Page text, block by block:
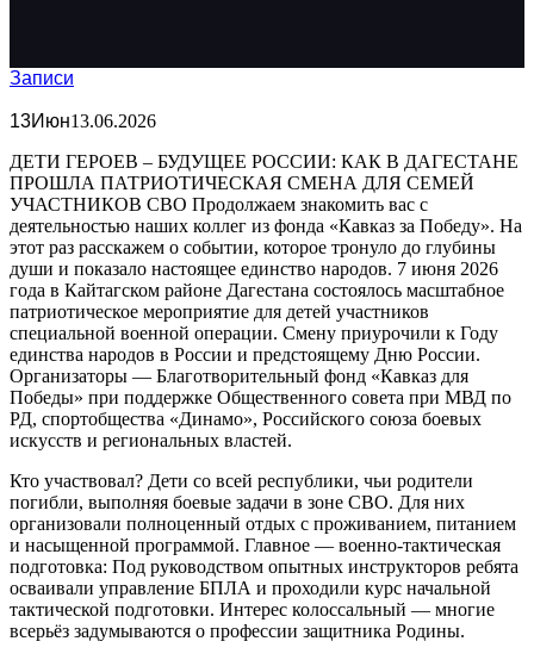
Записи
13Июн13.06.2026
ДЕТИ ГЕРОЕВ – БУДУЩЕЕ РОССИИ: КАК В ДАГЕСТАНЕ
ПРОШЛА ПАТРИОТИЧЕСКАЯ СМЕНА ДЛЯ СЕМЕЙ
УЧАСТНИКОВ СВО Продолжаем знакомить вас с
деятельностью наших коллег из фонда «Кавказ за Победу». На
этот раз расскажем о событии, которое тронуло до глубины
души и показало настоящее единство народов. 7 июня 2026
года в Кайтагском районе Дагестана состоялось масштабное
патриотическое мероприятие для детей участников
специальной военной операции. Смену приурочили к Году
единства народов в России и предстоящему Дню России.
Организаторы — Благотворительный фонд «Кавказ для
Победы» при поддержке Общественного совета при МВД по
РД, спортобщества «Динамо», Российского союза боевых
искусств и региональных властей.
Кто участвовал? Дети со всей республики, чьи родители
погибли, выполняя боевые задачи в зоне СВО. Для них
организовали полноценный отдых с проживанием, питанием
и насыщенной программой. Главное — военно-тактическая
подготовка: Под руководством опытных инструкторов ребята
осваивали управление БПЛА и проходили курс начальной
тактической подготовки. Интерес колоссальный — многие
всерьёз задумываются о профессии защитника Родины.